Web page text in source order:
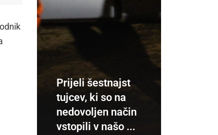
Prijeli šestnajst
tujcev, ki so na
nedovoljen način
vstopili v našo ...